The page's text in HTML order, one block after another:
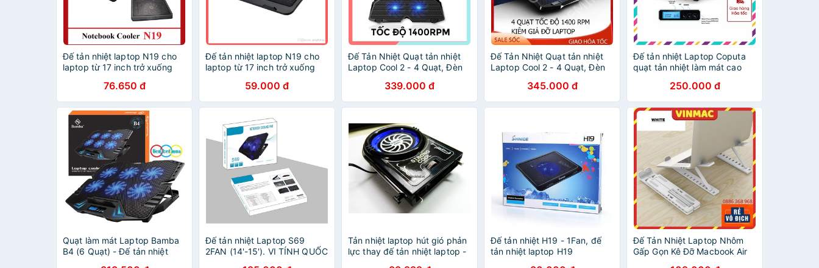
Đế tản nhiệt laptop N19 cho
laptop từ 17 inch trở xuống
76.650 đ
Đế tản nhiệt laptop N19 cho
laptop từ 17 inch trở xuống
59.000 đ
Đế Tản Nhiệt Quạt tản nhiệt
Laptop Cool 2 - 4 Quạt, Đèn
339.000 đ
Đế Tản Nhiệt Quạt tản nhiệt
Laptop Cool 2 - 4 Quạt, Đèn
345.000 đ
Đế tản nhiệt Laptop Coputa
quạt tản nhiệt làm mát cao
250.000 đ
Quạt làm mát Laptop Bamba
B4 (6 Quạt) - Đế tản nhiệt
Đế tản nhiệt Laptop S69
2FAN (14'-15'). VI TÍNH QUỐC
Tản nhiệt laptop hút gió phản
lực thay đế tản nhiệt laptop -
Đế tản nhiệt H19 - 1Fan, đế
tản nhiệt laptop H19
Đế Tản Nhiệt Laptop Nhôm
Gấp Gọn Kê Đỡ Macbook Air